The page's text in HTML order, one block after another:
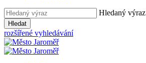
Hledaný výraz
Hledat
rozšířené vyhledávání